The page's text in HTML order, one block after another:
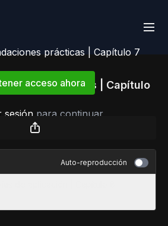
prácticas | Capítulo 7
acceso ahora
sesión para continuar
prácticas | Capítulo
Auto-reproducción